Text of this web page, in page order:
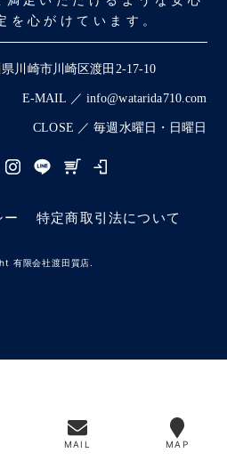
を心がけています。
川崎市川崎区渡田2-17-10
E-MAIL ／ info@watarida710.com
CLOSE ／ 毎週水曜日・日曜日
特定商取引法について
有限会社渡田質店.
MAIL MAP